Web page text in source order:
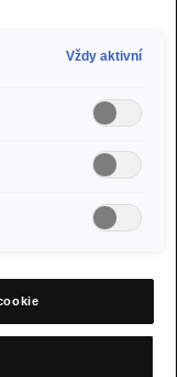
okolí
Vždy aktivní